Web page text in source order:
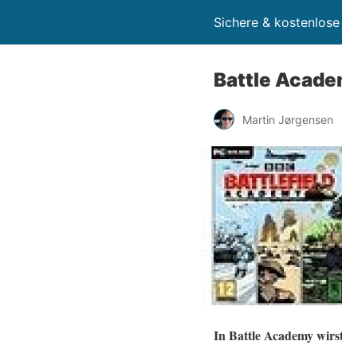
Sichere &
Battle
Martin Jørgensen
In Battle Academy